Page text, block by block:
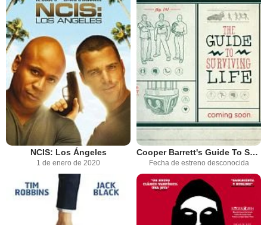
NCIS: Los Ángeles
1 de enero de 2020
Cooper Barrett's Guide To Surviving Life
Fecha de estreno desconocida